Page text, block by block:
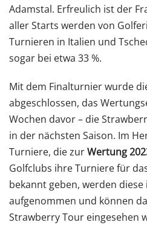
Adamstal. Erfreulich ist der
aller Starts werden von
Turnieren in Italien und
sogar bei etwa 33 %.
Mit dem Finalturnier wurde
abgeschlossen, das
Wochen davor – die
in der nächsten Saison. Im
Turniere, die zurWertung
Golfclubs ihre Turniere für
bekannt geben, werden
aufgenommen und können
Strawberry Tour eingesehen